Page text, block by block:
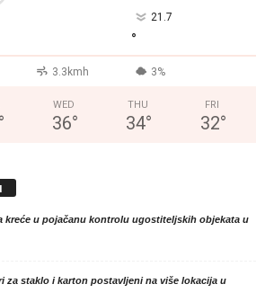
21.7
°
3.3kmh 3%
°
WED
36°
THU
34°
FRI
32°
kreće u pojačanu kontrolu ugostiteljskih objekata u
za staklo i karton postavljeni na više lokacija u